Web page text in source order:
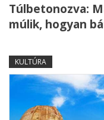
Túlbetonozva:
múlik, hogyan
KULTÚRA